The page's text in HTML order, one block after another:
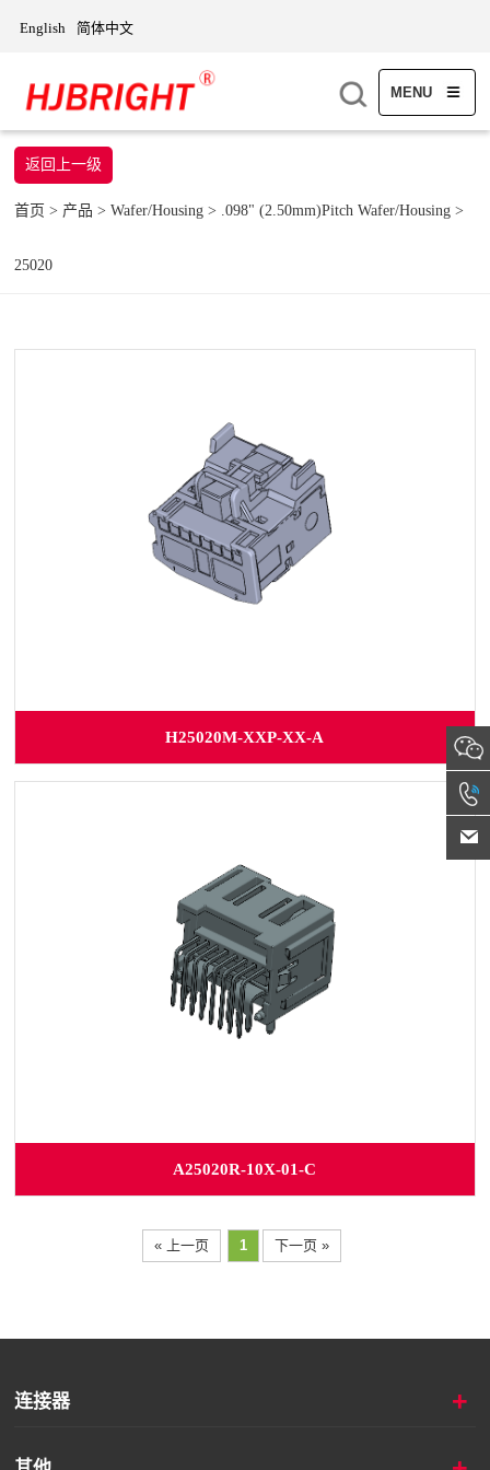
English 简体中文
MENU
返回上一级
首页 > 产品 >Wafer/Housing> .098" (2.50mm)Pitch Wafer/Housing >
25020
H25020M-XXP-XX-A
A25020R-10X-01-C
« 上一页 1 下一页 »
连接器 +